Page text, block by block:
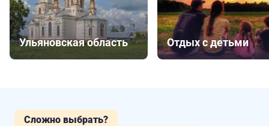
Ульяновская область Отдых с детьми
Сложно выбрать?